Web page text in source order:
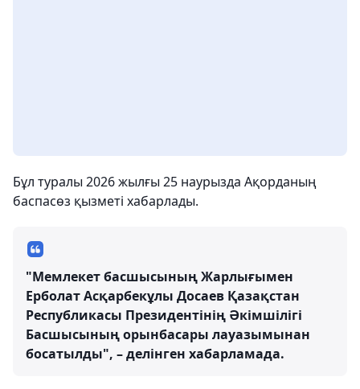
Бұл туралы 2026 жылғы 25 наурызда Ақорданың
баспасөз қызметі хабарлады.
"Мемлекет басшысының Жарлығымен
Ерболат Асқарбекұлы Досаев Қазақстан
Республикасы Президентінің Әкімшілігі
Басшысының орынбасары лауазымынан
босатылды", – делінген хабарламада.